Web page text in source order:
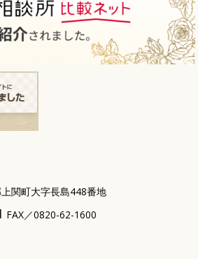
関町大字長島448番地
FAX／0820-62-1600